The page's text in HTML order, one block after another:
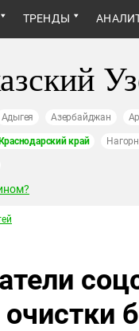
ТРЕНДЫ
Адыгея Азербайджан
Краснодарский край